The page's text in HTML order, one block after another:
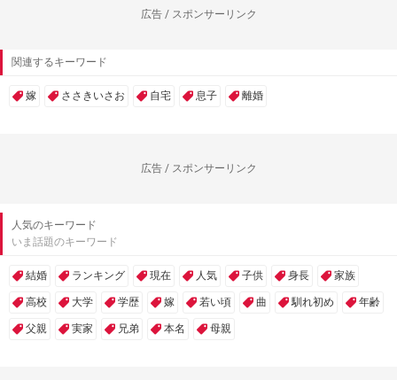
広告 / スポンサーリンク
関連するキーワード
嫁 ささきいさお 自宅 息子 離婚
広告 / スポンサーリンク
人気のキーワード
いま話題のキーワード
結婚 ランキング 現在 人気 子供 身長 家族
高校 大学 学歴 嫁 若い頃 曲 馴れ初め 年齢
父親 実家 兄弟 本名 母親